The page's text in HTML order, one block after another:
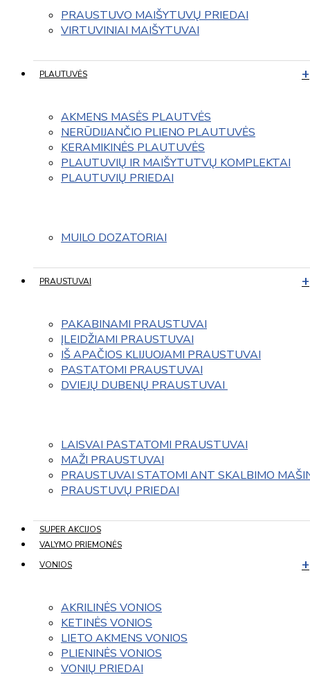
PRAUSTUVO MAIŠYTUVŲ PRIEDAI
VIRTUVINIAI MAIŠYTUVAI
PLAUTUVĖS
AKMENS MASĖS PLAUTVĖS
NERŪDIJANČIO PLIENO PLAUTUVĖS
KERAMIKINĖS PLAUTUVĖS
PLAUTUVIŲ IR MAIŠYTUTVŲ KOMPLEKTAI
PLAUTUVIŲ PRIEDAI
MUILO DOZATORIAI
PRAUSTUVAI
PAKABINAMI PRAUSTUVAI
ĮLEIDŽIAMI PRAUSTUVAI
IŠ APAČIOS KLIJUOJAMI PRAUSTUVAI
PASTATOMI PRAUSTUVAI
DVIEJŲ DUBENŲ PRAUSTUVAI
LAISVAI PASTATOMI PRAUSTUVAI
MAŽI PRAUSTUVAI
PRAUSTUVAI STATOMI ANT SKALBIMO
PRAUSTUVŲ PRIEDAI
SUPER AKCIJOS
VALYMO PRIEMONĖS
VONIOS
AKRILINĖS VONIOS
KETINĖS VONIOS
LIETO AKMENS VONIOS
PLIENINĖS VONIOS
VONIŲ PRIEDAI